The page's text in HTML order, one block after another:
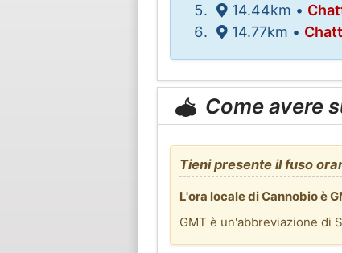
14.44km •
14.77km •
Come avere
Tieni presente il fuso
L'ora locale di Cannobio è
GMT è un'abbreviazione di